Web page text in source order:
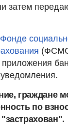
затем
Фонде
граждане
по